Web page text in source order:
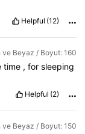
Helpful (12)
ve Beyaz / Boyut: 160
time ,forsleeping
Helpful (2)
ve Beyaz / Boyut: 150